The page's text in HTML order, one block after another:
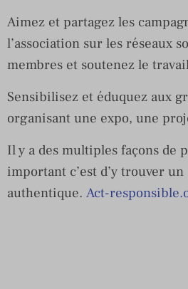
Aimez et partagez les
l’association sur les réseaux
membres et soutenez le
Sensibilisez et éduquez aux
organisant une expo, une
Il y a des multiples façons de
important c’est d’y trouver
authentique. Act-